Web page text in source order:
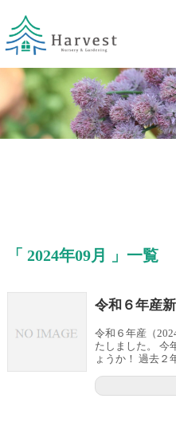
「 2024年09月 」一覧
令和６年産
令和６年産（
たしました。 今
ょうか！ 過去２